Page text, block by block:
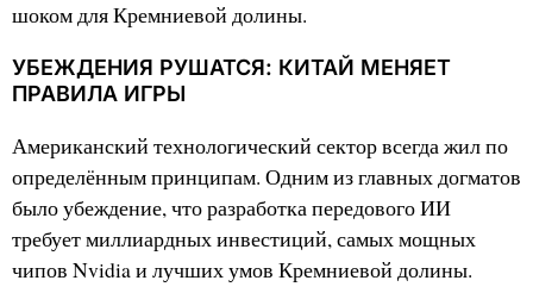
шоком для Кремниевой долины.
УБЕЖДЕНИЯ РУШАТСЯ: КИТАЙ МЕНЯЕТ
ПРАВИЛА ИГРЫ
Американский технологический сектор всегда жил по
определённым принципам. Одним из главных догматов
было убеждение, что разработка передового ИИ
требует миллиардных инвестиций, самых мощных
чипов Nvidia и лучших умов Кремниевой долины.